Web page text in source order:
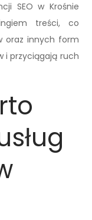
SEO w Krośnie
treści, co
oraz innych form
i przyciągają ruch